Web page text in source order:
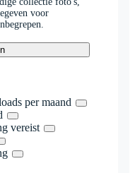
voor
per maand
vereist